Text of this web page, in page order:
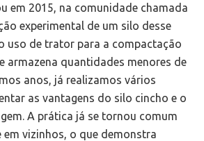
em 2015, na comunidade chamada
experimental de um silo desse
uso de trator para a compactação
armazena quantidades menores de
anos, já realizamos vários
as vantagens do silo cincho e o
A prática já se tornou comum
vizinhos, o que demonstra